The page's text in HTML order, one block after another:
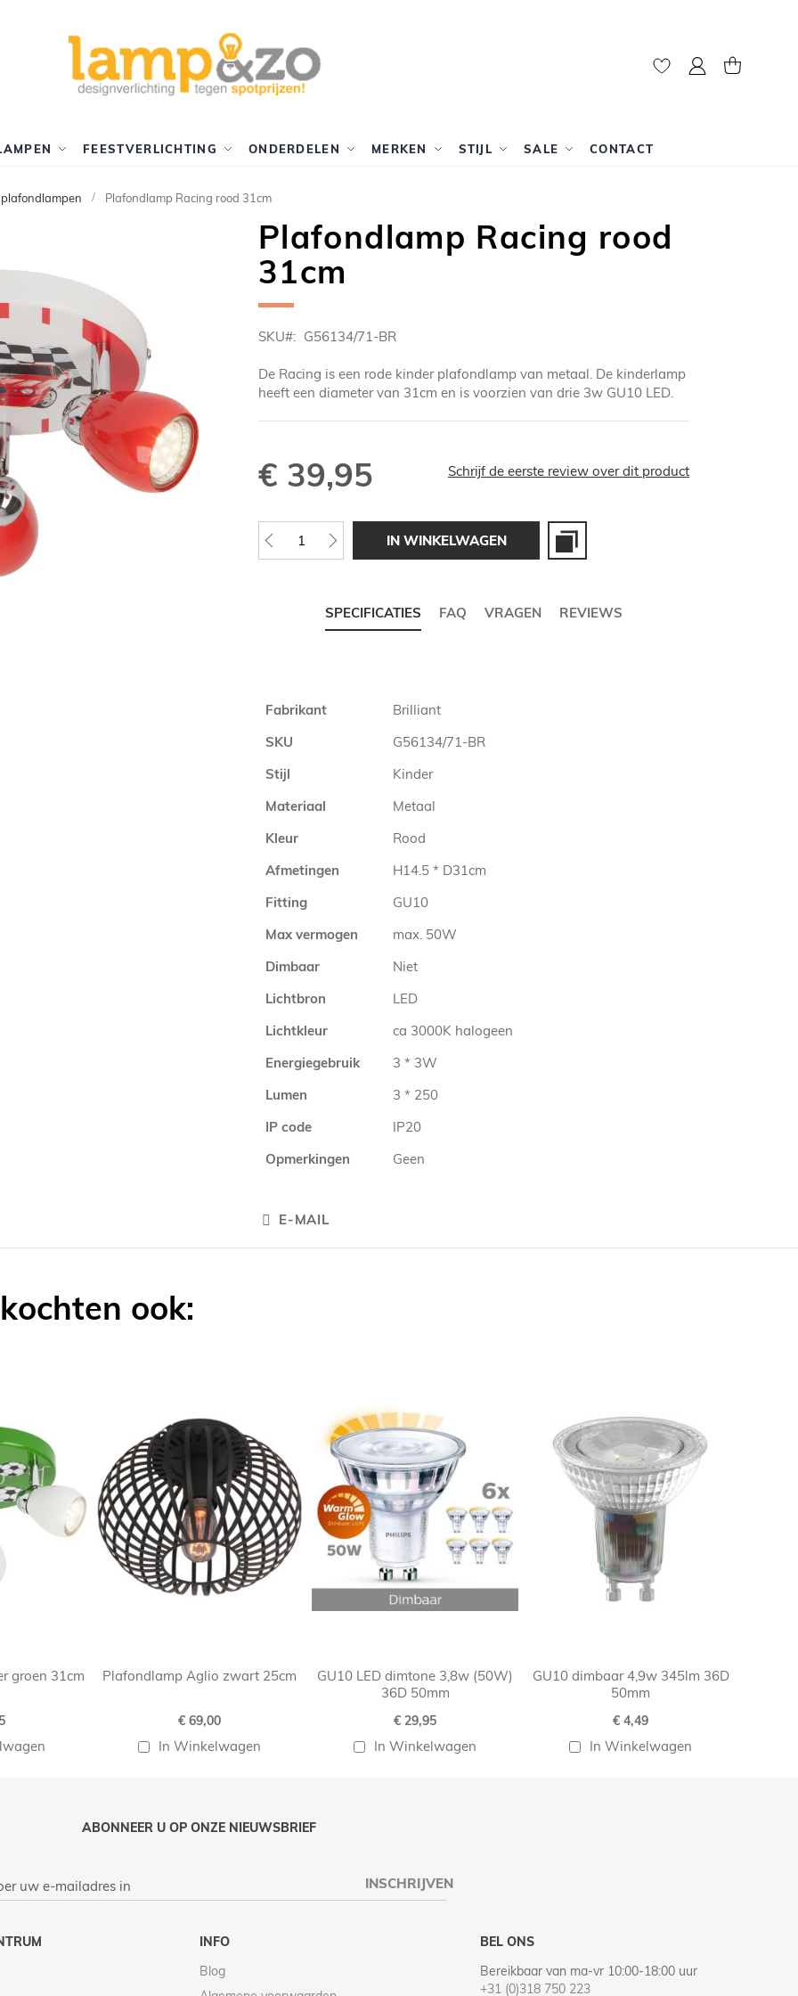
Mijn account
FEESTVERLICHTING ONDERDELEN MERKEN STIJL SALE CONTACT
Plafondlamp Racing rood 31cm
Plafondlamp Racing rood
31cm
SKU G56134/71-BR
De Racing is een rode kinder plafondlamp van metaal. De kinderlamp
heeft een diameter van 31cm en is voorzien van drie 3w GU10 LED.
€ 39,95 Schrijf de eerste review over dit product
IN WINKELWAGEN
SPECIFICATIES FAQ VRAGEN REVIEWS
Meer
Fabrikant
Brilliant
SKU
G56134/71-BR
Stijl
Kinder
Materiaal
Metaal
Kleur
Rood
Afmetingen
H14.5 * D31cm
Fitting
GU10
Max vermogen
max. 50W
Dimbaar
Niet
Lichtbron
LED
Lichtkleur
ca 3000K halogeen
Energiegebruik
3 * 3W
Lumen
3 * 250
IP code
IP20
Opmerkingen
Geen
E-MAIL
ook:
groen 31cm Plafondlamp Aglio zwart 25cm
€ 69,00
In Winkelwagen
GU10 LED dimtone 3,8w (50W)
36D 50mm
€ 29,95
In Winkelwagen
GU10 dimbaar 4,9w 345lm 36D
50mm
€ 4,49
In Winkelwagen
ABONNEER U OP ONZE NIEUWSBRIEF
INSCHRIJVEN
INFO
Blog
BEL ONS
Bereikbaar van ma-vr 10:00-18:00 uur
+31 (0)318 750 223